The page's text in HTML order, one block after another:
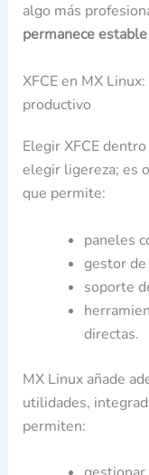
algo más
permanece
XFCE en MX
productivo
Elegir XFCE
elegir ligereza; es
que permite:
paneles
gestor
soporte
directas.
MX Linux añade
utilidades,
permiten: